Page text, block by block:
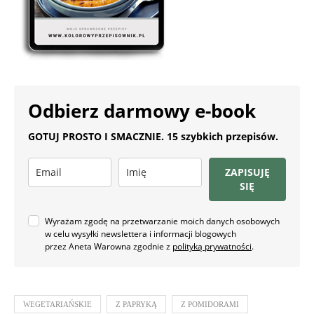
Odbierz darmowy e-book
GOTUJ PROSTO I SMACZNIE. 15 szybkich przepisów.
ZAPISUJĘ
SIĘ
Wyrażam zgodę na przetwarzanie moich danych osobowych
w celu wysyłki newslettera i informacji blogowych
przez Aneta Warowna zgodnie z polityką prywatności.
WEGETARIAŃSKIE Z PAPRYKĄ Z POMIDORAMI